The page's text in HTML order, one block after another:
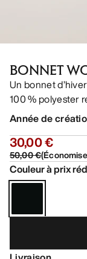
BONNET
Un bonnet
100 % polyester
Année de
30,00 €
50,00 €(
Couleur à prix